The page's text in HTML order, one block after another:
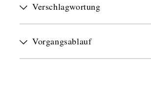
Verschlagwortung
Vorgangsablauf